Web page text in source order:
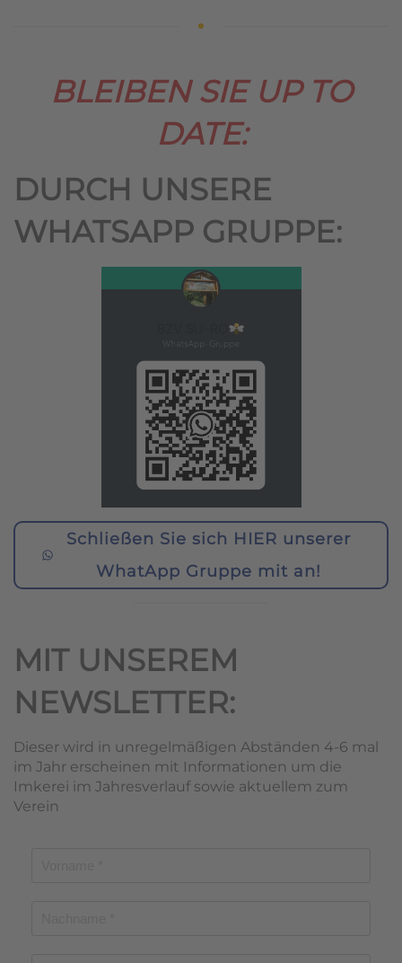
BLEIBEN SIE UP TO
DATE:
DURCH UNSERE
WHATSAPP GRUPPE:
Schließen Sie sich HIER unserer
WhatApp Gruppe mit an!
MIT UNSEREM
NEWSLETTER:
Dieser wird in unregelmäßigen Abständen 4-6 mal
im Jahr erscheinen mit Informationen um die
Imkerei im Jahresverlauf sowie aktuellem zum
Verein